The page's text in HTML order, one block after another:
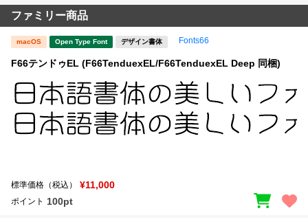
ファミリー商品
macOS Open Type Font デザイン書体 Fonts66
F66テンドゥEL (F66TenduexEL/F66TenduexEL Deep 同梱)
標準価格（税込） ¥11,000
ポイント 100pt